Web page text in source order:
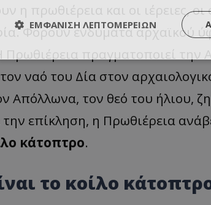
η πρωθιέρεια και οι ιέρειες, οι
Φορούν ενδύματα αρχαϊκού
Πρωθιέρεια πραγματοποιεί την
ναό του Δία στον
Απόλλωνα, τον θεό του ήλιου,
επίκληση, η Πρωθιέρεια
κάτοπτρο.
το κοίλο
ΕΜΦΆΝΙΣΗ ΛΕΠΤΟΜΕΡΕΙΏΝ